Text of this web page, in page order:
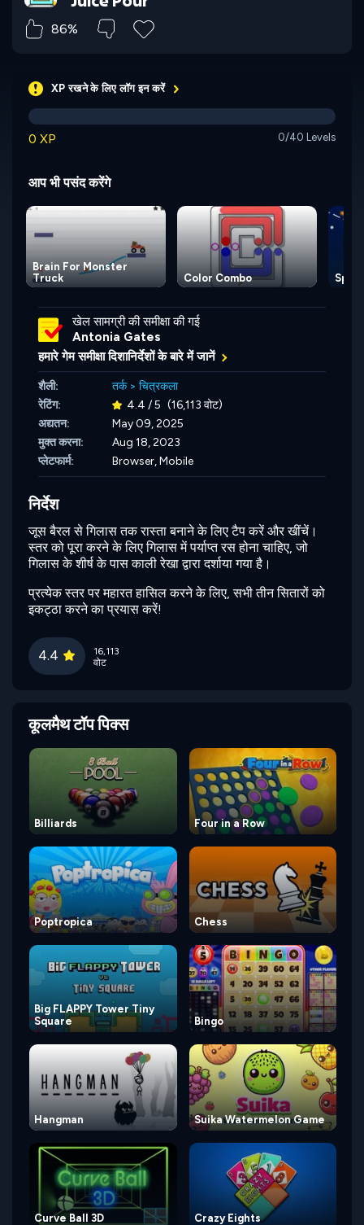
86%
XP रखने के लिए लॉग इन करें
0 XP 0/40 Levels
आप भी पसंद करेंगे
Brain For Monster
Truck
Color Combo
खेल सामग्री की समीक्षा की गई
Antonia Gates
हमारे गेम समीक्षा दिशानिर्देशों के बारे में जानें
शैली: तर्क> चित्रकला
रेटिंग:
4.4 / 5 (16,113 वोट)
अद्यतन:
May 09, 2025
मुक्त करना:
Aug 18, 2023
प्लेटफार्म:
Browser, Mobile
निर्देश
जूस बैरल से गिलास तक रास्ता बनाने के लिए टैप करें और खींचें।
स्तर को पूरा करने के लिए गिलास में पर्याप्त रस होना चाहिए, जो
गिलास के शीर्ष के पास काली रेखा द्वारा दर्शाया गया है।
प्रत्येक स्तर पर महारत हासिल करने के लिए, सभी तीन सितारों को
इकट्ठा करने का प्रयास करें!
4.4
16,113
वोट
कूलमैथ टॉप पिक्स
Billiards Four in a Row
Poptropica Chess
Big FLAPPY Tower Tiny
Square
Bingo
Hangman Suika Watermelon Game
Curve Ball 3D Crazy Eights